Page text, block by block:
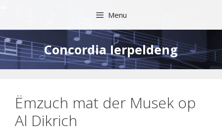
content
Menu
Concordia Ierpeldeng
Ëmzuch mat der Musek op
Al Dikrich